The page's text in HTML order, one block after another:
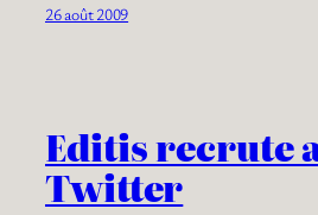
26 août 2009
Editis recrute
Twitter